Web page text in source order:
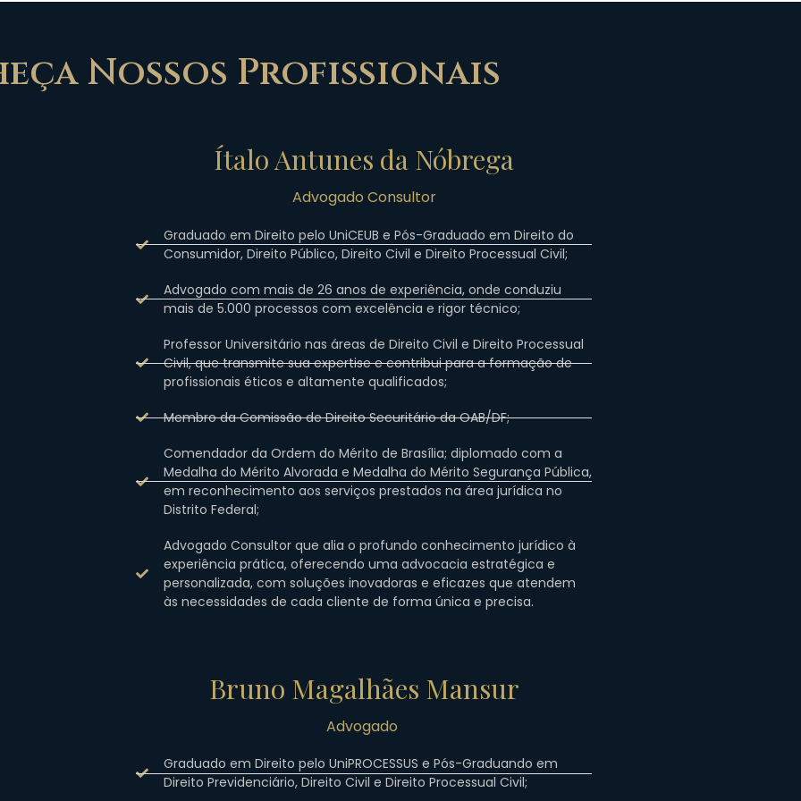
Nossos Profissionais
Ítalo Antunes da Nóbrega
Advogado Consultor
Graduado em Direito pelo UniCEUB e Pós-Graduado em Direito do
Consumidor, Direito Público, Direito Civil e Direito Processual Civil;
Advogado com mais de 26 anos de experiência, onde conduziu
mais de 5.000 processos com excelência e rigor técnico;
Professor Universitário nas áreas de Direito Civil e Direito Processual
Civil, que transmite sua expertise e contribui para a formação de
profissionais éticos e altamente qualificados;
Membro da Comissão de Direito Securitário da OAB/DF;
Comendador da Ordem do Mérito de Brasília; diplomado com a
Medalha do Mérito Alvorada e Medalha do Mérito Segurança Pública,
em reconhecimento aos serviços prestados na área jurídica no
Distrito Federal;
Advogado Consultor que alia o profundo conhecimento jurídico à
experiência prática, oferecendo uma advocacia estratégica e
personalizada, com soluções inovadoras e eficazes que atendem
às necessidades de cada cliente de forma única e precisa.
Bruno Magalhães Mansur
Advogado
Graduado em Direito pelo UniPROCESSUS e Pós-Graduando em
Direito Previdenciário, Direito Civil e Direito Processual Civil;